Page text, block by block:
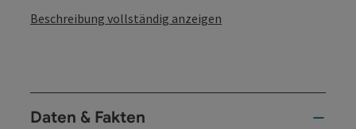
Beschreibung vollständig anzeigen
Daten & Fakten